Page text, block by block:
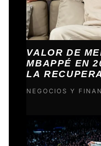
VALOR DE
MBAPPÉ EN
LA
NEGOCIOS Y